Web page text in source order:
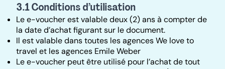
3.1 Conditions d’utilisation
Le e-voucher est valable deux (2) ans à compter de
la date d’achat figurant sur le document.
Il est valable dans toutes les agences We love to
travel et les agences Emile Weber
Le e-voucher peut être utilisé pour l’achat de tout